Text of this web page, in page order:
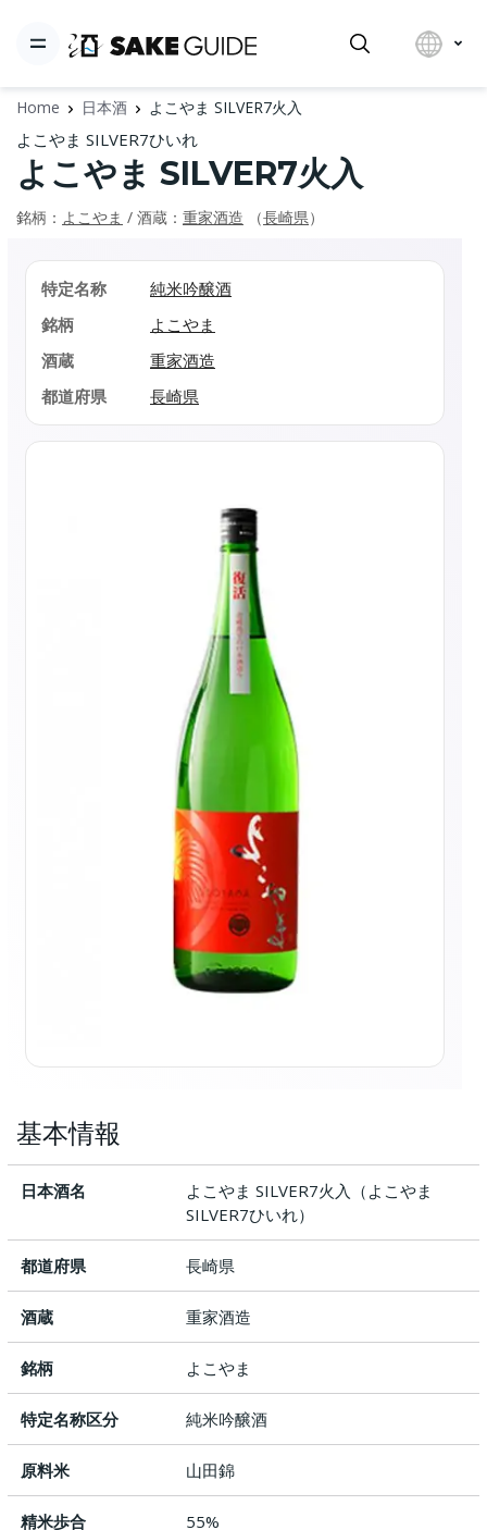
Home 日本酒 よこやま SILVER7火入
よこやま SILVER7ひいれ
よこやま SILVER7火入
銘柄： よこやま / 酒蔵： 重家酒造 （長崎県）
特定名称
純米吟醸酒
銘柄
よこやま
酒蔵
重家酒造
都道府県
長崎県
基本情報
日本酒名
よこやま SILVER7火入（よこやま
SILVER7ひいれ）
都道府県 長崎県
酒蔵 重家酒造
銘柄 よこやま
特定名称区分 純米吟醸酒
原料米 山田錦
精米歩合 55%